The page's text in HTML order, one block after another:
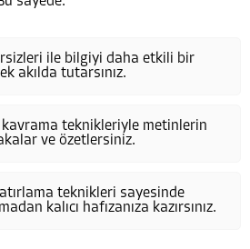
ile bilgiyi daha etkili bir
akılda tutarsınız.
teknikleriyle metinlerin
ve özetlersiniz.
teknikleri sayesinde
kalıcı hafızanıza kazırsınız.